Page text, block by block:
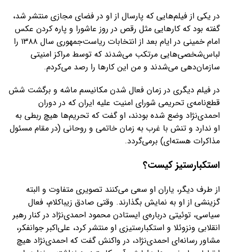
در یکی از فیلم‌هایی که پارسال از او در فضای مجازی منتشر شد،
گفته بود که کارهایی مثل رقص در روز عاشورا و پاره کردن عکس
امام خمینی در ایام بعد از انتخابات ریاست‌جمهوری سال ۱۳۸۸ را
لباس‌شخصی‌هایی مرتکب می‌شدند که توسط مراکز امنیتی
سازمان‌دهی می‌شدند و من این کارها را رصد می‌کردم.
در فیلم دیگری در زمان فعال شدن مکانیسم ماشه و برگشت شش
قطع‌نامه‌ی تحریمی شورای امنیت علیه ایران که در دوران
احمدی‌نژاد وضع شده بودند، او گفت که تحریم‌ها هیچ ربطی به
او ندارد و تنش با غرب به زمان خاتمی و روحانی (در مقام مسئول
مذاکرات هسته‌ای) برمی‌گردد.
استکبارستیز کیست؟
از طرف دیگر، یاران او سعی می‌کنند تصویری متفاوت و البته
گزینشی از او به نمایش بگذارند. وقتی صادق زیباکلام، فعال
سیاسی، توئیتی درباره‌ی ایستادن محمود احمدی‌نژاد در کنار رهبر
انقلابی ونزوئلا و استکبارستیزی او منتشر کرد، علی‌اکبر جوانفکر،
مشاور رسانه‌ای احمدی‌نژاد، در واکنش گفت که احمدی‌نژاد هیچ